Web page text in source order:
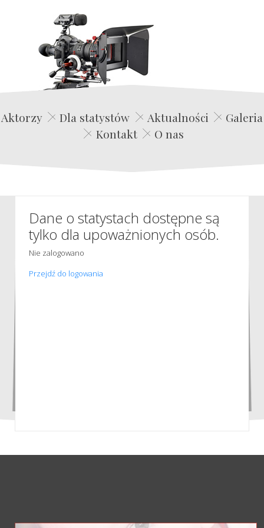
Edwin Film Agencja Aktorska
Aktorzy Dla statystów Aktualności
Galeria
Kontakt
O nas
Dane o statystach dostępne są
tylko dla upoważnionych osób.
Nie zalogowano
Przejdź do logowania